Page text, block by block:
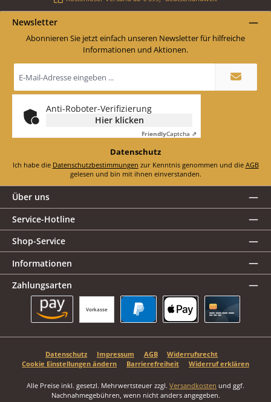
Newsletter
Abonnieren Sie jetzt einfach unseren Newsletter für hilfreiche
Informationen und Aktionen.
Mail-
Adresse
*
Anti-Roboter-Verifizierung
Hier klicken
FriendlyCaptcha ⇗
Datenschutz
Ich habe die Datenschutzbestimmungen zur Kenntnis genommen und die AGB
gelesen und bin mit ihnen einverstanden.
Über uns
Service-Hotline
Shop-Service
Informationen
Zahlungsarten
Vorkasse
Datenschutz Impressum AGB
Widerrufsrecht
Cookie Einstellungen ändern
Barrierefreiheit Widerruf erklären
Alle Preise inkl. gesetzl. Mehrwertsteuer zzgl. Versandkosten und ggf.
Nachnahmegebühren, wenn nicht anders angegeben.